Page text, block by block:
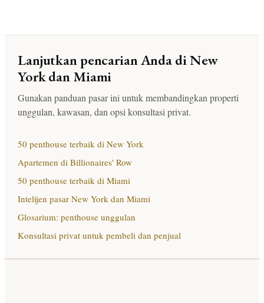
Lanjutkan pencarian Anda di New
York dan Miami
Gunakan panduan pasar ini untuk membandingkan properti
unggulan, kawasan, dan opsi konsultasi privat.
50 penthouse terbaik di New York
Apartemen di Billionaires' Row
50 penthouse terbaik di Miami
Intelijen pasar New York dan Miami
Glosarium: penthouse unggulan
Konsultasi privat untuk pembeli dan penjual